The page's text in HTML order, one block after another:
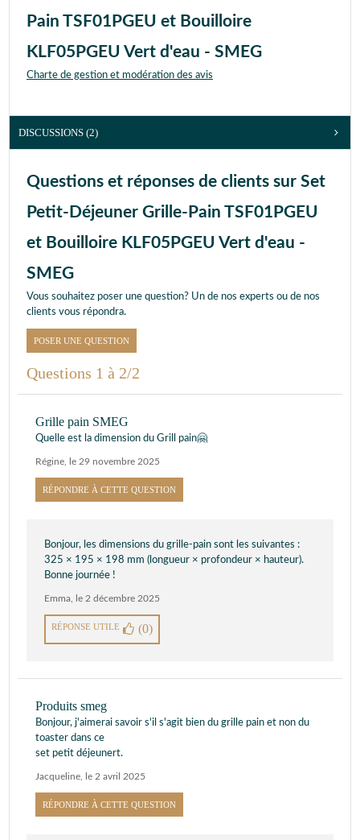
Pain TSF01PGEU et Bouilloire
KLF05PGEU Vert d'eau - SMEG
Charte de gestion et modération des avis
DISCUSSIONS (2)
Questions et réponses de clients sur Set
Petit-Déjeuner Grille-Pain TSF01PGEU
et Bouilloire KLF05PGEU Vert d'eau -
SMEG
Vous souhaitez poser une question? Un de nos experts ou de nos
clients vous répondra.
POSER UNE QUESTION
Questions 1 à 2/2
Grille pain SMEG
Quelle est la dimension du Grill pain🤗
Régine le 29 novembre 2025
RÉPONDRE À CETTE QUESTION
Bonjour, les dimensions du grille-pain sont les suivantes :
325 × 195 × 198 mm (longueur × profondeur × hauteur).
Bonne journée !
Emma le 2 décembre 2025
RÉPONSE UTILE (0)
Produits smeg
Bonjour, j'aimerai savoir s'il s'agit bien du grille pain et non du
toaster dans ce
set petit déjeunert.
Jacqueline le 2 avril 2025
RÉPONDRE À CETTE QUESTION